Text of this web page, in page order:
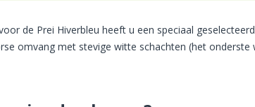
de Prei Hiverbleu heeft u een speciaal
omvang met stevige witte schachten (het